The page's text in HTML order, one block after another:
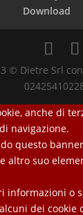
Download
© Dietre Srl
anche di
navigazione.
questo
altro suo
informazioni o
dei cookie